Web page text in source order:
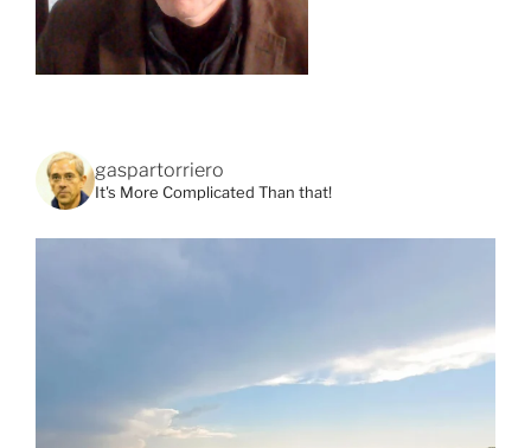
gaspartorriero
It's More Complicated Than that!